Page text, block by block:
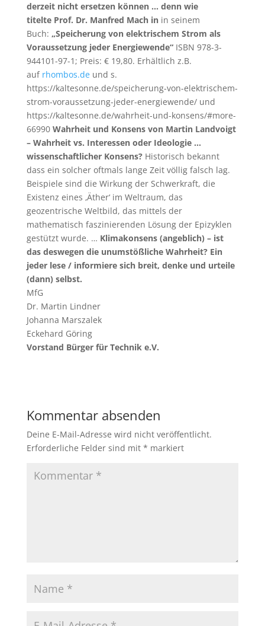
derzeit nicht ersetzen können … denn wie
titelte Prof. Dr. Manfred Mach inin seinem
Buch: „Speicherung von elektrischem Strom als
Voraussetzung jeder Energiewende“ISBN 978-3-
944101-97-1; Preis: € 19,80. Erhältlich z.B.
auf rhombos.deund s.
https://kaltesonne.de/speicherung-von-elektrischem-
strom-voraussetzung-jeder-energiewende/ und
https://kaltesonne.de/wahrheit-und-konsens/#more-
66990 Wahrheit und Konsens von Martin Landvoigt
– Wahrheit vs. Interessen oder Ideologie …
wissenschaftlicher Konsens?Historisch bekannt
dass ein solcher oftmals lange Zeit völlig falsch lag.
Beispiele sind die Wirkung der Schwerkraft, die
Existenz eines ‚Äther‘ im Weltraum, das
geozentrische Weltbild, das mittels der
mathematisch faszinierenden Lösung der Epizyklen
gestützt wurde. … Klimakonsens (angeblich) – ist
das deswegen die unumstößliche Wahrheit? Ein
jeder lese / informiere sich breit, denke und urteile
(dann) selbst.
MfG
Dr. Martin Lindner
Johanna Marszalek
Eckehard Göring
Vorstand Bürger für Technik e.V.
Kommentar absenden
Deine E-Mail-Adresse wird nicht veröffentlicht.
Erforderliche Felder sind mit * markiert